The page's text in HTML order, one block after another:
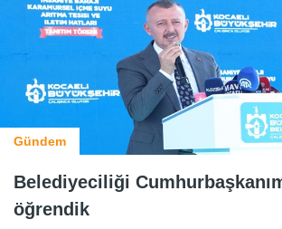
Gündem
Belediyeciliği
öğrendik